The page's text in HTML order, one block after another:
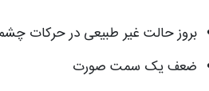
بروز حالت غیر طبیعی در حرکات
ضعف یک سمت صورت